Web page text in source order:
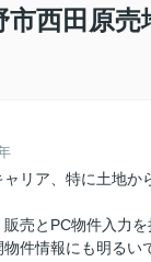
市西田
リア、特に土地
販売とPC物件入力
件情報にも明るい